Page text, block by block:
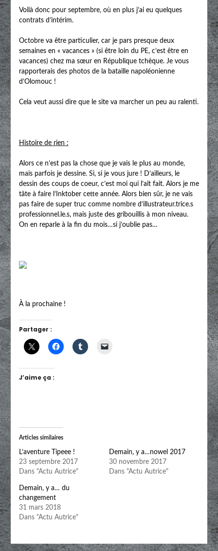
Voilà donc pour septembre, où en plus j’ai eu quelques
contrats d’intérim.
Octobre va être particulier, car je pars presque deux
semaines en « vacances » (si être loin du PE, c’est être en
vacances) chez ma sœur en République tchèque. Je vous
rapporterais des photos de la bataille napoléonienne
d’Olomouc !
Cela veut aussi dire que le site va marcher un peu au ralenti.
Histoire de rien :
Alors ce n’est pas la chose que je vais le plus au monde,
mais parfois je dessine. Si, si je vous jure ! D’ailleurs, le
dessin des coups de coeur, c’est moi qui l’ait fait. Alors je me
tâte à faire l’Inktober cette année. Alors bien sûr, je ne vais
pas faire de super truc comme nombre d’illustrateur.trice.s
professionnel.le.s, mais juste des gribouillis à mon niveau.
On en reparle à la fin du mois…si j’oublie pas…
À la prochaine !
Partager :
J’aime ça :
Articles similaires
L’aventure Tipeee !
23 septembre 2017
Dans "Actu Autrice"
Demain, y a…nowel 2017
30 novembre 2017
Dans "Actu Autrice"
Demain, y a… du
changement
31 mars 2018
Dans "Actu Autrice"